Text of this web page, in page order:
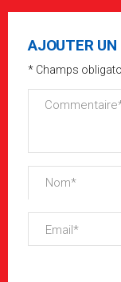
AJOUTER
* Champs